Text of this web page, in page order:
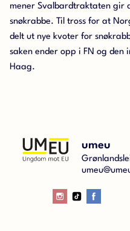
mener Svalbardtraktaten gir
snøkrabbe. Til tross for at
delt ut nye kvoter for
saken ender opp i FN og den
Haag.
umeu